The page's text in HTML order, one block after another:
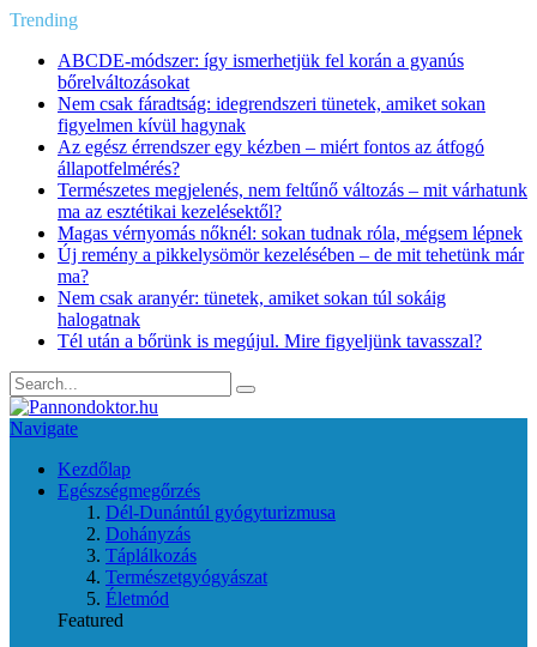
Trending
ABCDE‑módszer: így ismerhetjük fel korán a gyanús
bőrelváltozásokat
Nem csak fáradtság: idegrendszeri tünetek, amiket sokan
figyelmen kívül hagynak
Az egész érrendszer egy kézben – miért fontos az átfogó
állapotfelmérés?
Természetes megjelenés, nem feltűnő változás – mit várhatunk
ma az esztétikai kezelésektől?
Magas vérnyomás nőknél: sokan tudnak róla, mégsem lépnek
Új remény a pikkelysömör kezelésében – de mit tehetünk már
ma?
Nem csak aranyér: tünetek, amiket sokan túl sokáig
halogatnak
Tél után a bőrünk is megújul. Mire figyeljünk tavasszal?
Navigate
Kezdőlap
Egészségmegőrzés
Dél-Dunántúl gyógyturizmusa
Dohányzás
Táplálkozás
Természetgyógyászat
Életmód
Featured